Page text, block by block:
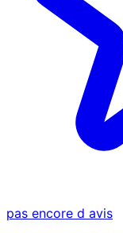
pas encore d avis